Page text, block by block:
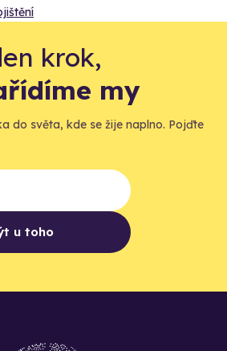
krok,
my
do světa, kde se žije naplno. Pojďte
u toho